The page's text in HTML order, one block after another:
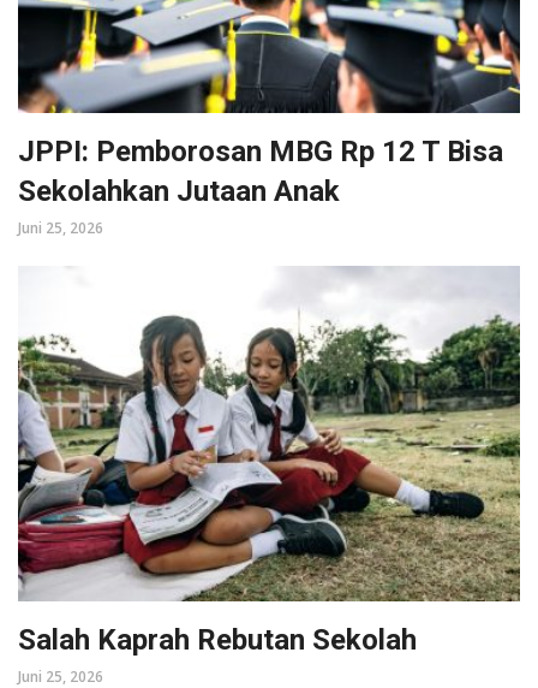
JPPI: Pemborosan MBG Rp 12 T Bisa
Sekolahkan Jutaan Anak
Juni 25, 2026
Salah Kaprah Rebutan Sekolah
Juni 25, 2026